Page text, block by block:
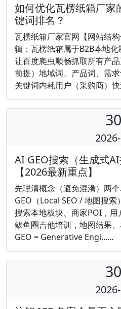
如何优化瓦楞纸箱厂家
键词排名？
瓦楞纸箱厂家官网【网站结
辑：瓦楞纸箱属于B2B本地化
让百度爬虫顺畅抓取所有产
前提）地域词、产品词、需
关键词内耗用户（采购商）
30
AI GEO搜索（生成式
【2026最新重点】
先理清概念（避免混淆）两
GEO（Local SEO / 地图搜
搜索本地板块、商家POI，用
鲅鱼圈吉他培训，地图结果
GEO = Generative Engi......
30